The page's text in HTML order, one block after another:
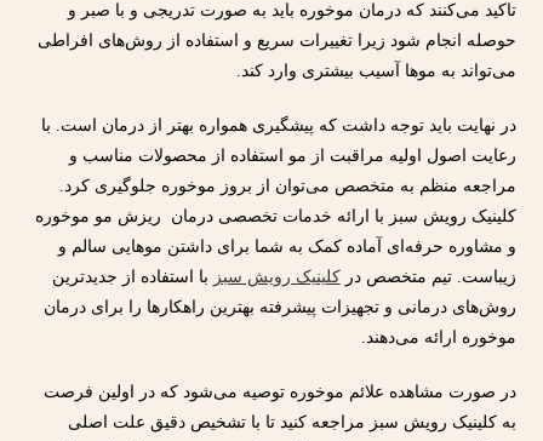
تاکید می‌کنند که درمان موخوره باید به صورت تدریجی و با صبر و
حوصله انجام شود زیرا تغییرات سریع و استفاده از روش‌های افراطی
می‌تواند به موها آسیب بیشتری وارد کند.
در نهایت باید توجه داشت که پیشگیری همواره بهتر از درمان است. با
رعایت اصول اولیه مراقبت از مو استفاده از محصولات مناسب و
مراجعه منظم به متخصص می‌توان از بروز موخوره جلوگیری کرد.
کلینیک رویش سبز با ارائه خدمات تخصصی درمان ریزش مو موخوره
و مشاوره حرفه‌ای آماده کمک به شما برای داشتن موهایی سالم و
زیباست. تیم متخصص درکلینیک رویش سبز با استفاده از جدیدترین
روش‌های درمانی و تجهیزات پیشرفته بهترین راهکارها را برای درمان
موخوره ارائه می‌دهند.
در صورت مشاهده علائم موخوره توصیه می‌شود که در اولین فرصت
به کلینیک رویش سبز مراجعه کنید تا با تشخیص دقیق علت اصلی